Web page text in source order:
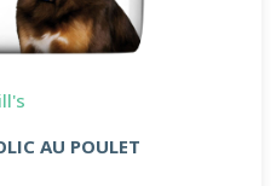
AU POULET